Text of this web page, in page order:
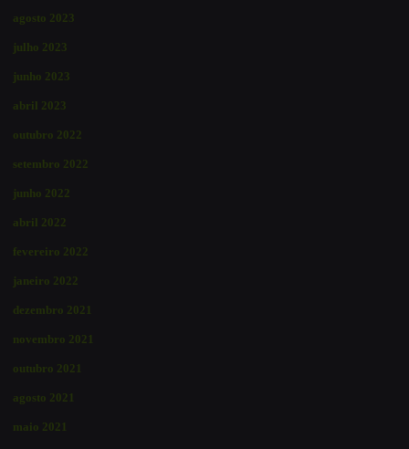
agosto 2023
julho 2023
junho 2023
abril 2023
outubro 2022
setembro 2022
junho 2022
abril 2022
fevereiro 2022
janeiro 2022
dezembro 2021
novembro 2021
outubro 2021
agosto 2021
maio 2021